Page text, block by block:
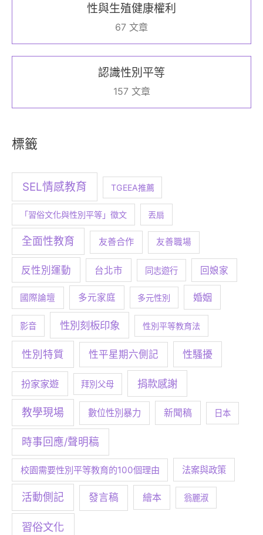
性與生殖健康權利
67 文章
認識性別平等
157 文章
標籤
SEL情感教育 TGEEA推薦
「習俗文化與性別平等」徵文 丟扇
全面性教育 友善合作 友善職場
反性別運動 台北市 同志遊行 回娘家
國際論壇 多元家庭 多元性別 婚姻
影音 性別刻板印象 性別平等教育法
性別特質 性平星期六側記 性騷擾
扮家家遊 拜別父母 捐款感謝
教學現場 數位性別暴力 新聞稿 日本
時事回應/聲明稿
校園需要性別平等教育的100個理由 法案與政策
活動側記 發言稿 繪本 翁麗淑
習俗文化